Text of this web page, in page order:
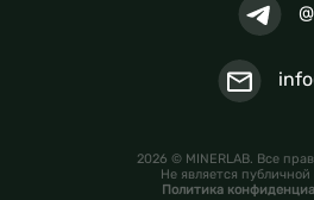
2026 © MINERLAB. Все
Не является
Политика